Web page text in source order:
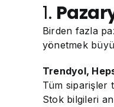
1.
Birden fazla
yönetmek
Trendyol,
Tüm siparişler
Stok bilgileri